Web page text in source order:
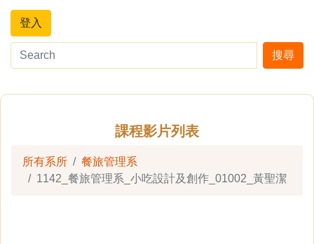
登入
搜尋
課程影片列表
所有系所
餐旅管理系
1142_餐旅管理系_小吃設計及創作_01002_黃聖潔